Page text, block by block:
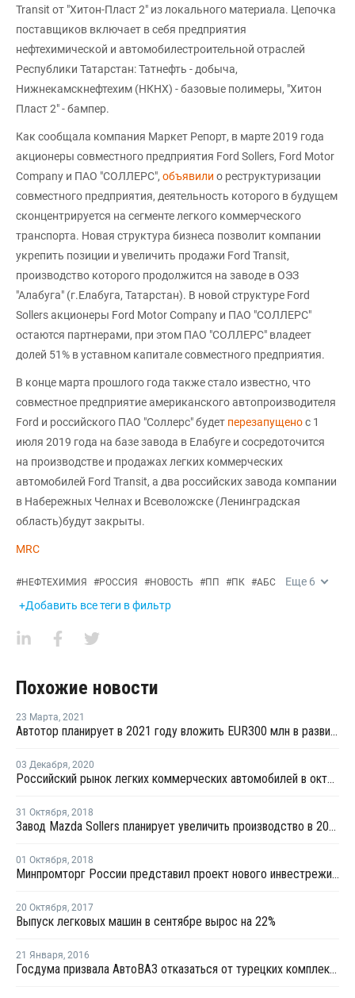
Transit от "Хитон-Пласт 2" из локального материала. Цепочка
поставщиков включает в себя предприятия
нефтехимической и автомобилестроительной отраслей
Республики Татарстан: Татнефть - добыча,
Нижнекамскнефтехим (НКНХ) - базовые полимеры, "Хитон
Пласт 2" - бампер.
Как сообщала компания Маркет Репорт, в марте 2019 года
акционеры совместного предприятия Ford Sollers, Ford Motor
Company и ПАО "СОЛЛЕРС", объявили о реструктуризации
совместного предприятия, деятельность которого в будущем
сконцентрируется на сегменте легкого коммерческого
транспорта. Новая структура бизнеса позволит компании
укрепить позиции и увеличить продажи Ford Transit,
производство которого продолжится на заводе в ОЭЗ
"Алабуга" (г.Елабуга, Татарстан). В новой структуре Ford
Sollers акционеры Ford Motor Company и ПАО "СОЛЛЕРС"
остаются партнерами, при этом ПАО "СОЛЛЕРС" владеет
долей 51% в уставном капитале совместного предприятия.
В конце марта прошлого года также стало известно, что
совместное предприятие американского автопроизводителя
Ford и российского ПАО "Соллерс" будет перезапущенос 1
июля 2019 года на базе завода в Елабуге и сосредоточится
на производстве и продажах легких коммерческих
автомобилей Ford Transit, а два российских завода компании
в Набережных Челнах и Всеволожске (Ленинградская
область)будут закрыты.
MRC
#НЕФТЕХИМИЯ #РОССИЯ #НОВОСТЬ #ПП #ПК #АБС Еще 6
+Добавить все теги в фильтр
Похожие новости
23 Марта, 2021
Автотор планирует в 2021 году вложить EUR300 млн в развитие производства
03 Декабря, 2020
Российский рынок легких коммерческих автомобилей в октябре занял шестое место в Европе
31 Октября, 2018
Завод Mazda Sollers планирует увеличить производство в 2018 году почти на 30%
01 Октября, 2018
Минпромторг России представил проект нового инвестрежима для автопрома
20 Октября, 2017
Выпуск легковых машин в сентябре вырос на 22%
21 Января, 2016
Госдума призвала АвтоВАЗ отказаться от турецких комплектующих